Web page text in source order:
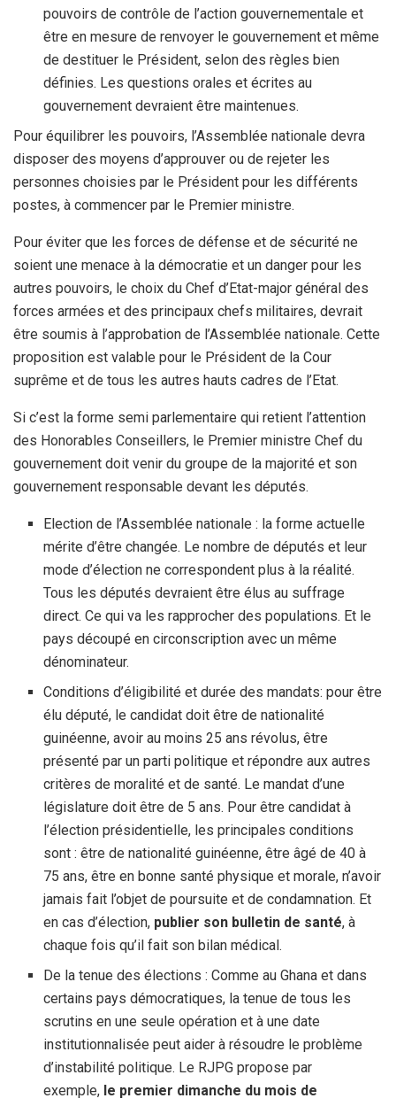
pouvoirs de contrôle de l’action gouvernementale et
être en mesure de renvoyer le gouvernement et même
de destituer le Président, selon des règles bien
définies. Les questions orales et écrites au
gouvernement devraient être maintenues.
Pour équilibrer les pouvoirs, l’Assemblée nationale devra
disposer des moyens d’approuver ou de rejeter les
personnes choisies par le Président pour les différents
postes, à commencer par le Premier ministre.
Pour éviter que les forces de défense et de sécurité ne
soient une menace à la démocratie et un danger pour les
autres pouvoirs, le choix du Chef d’Etat-major général des
forces armées et des principaux chefs militaires, devrait
être soumis à l’approbation de l’Assemblée nationale. Cette
proposition est valable pour le Président de la Cour
suprême et de tous les autres hauts cadres de l’Etat.
Si c’est la forme semi parlementaire qui retient l’attention
des Honorables Conseillers, le Premier ministre Chef du
gouvernement doit venir du groupe de la majorité et son
gouvernement responsable devant les députés.
Election de l’Assemblée nationale : la forme actuelle
mérite d’être changée. Le nombre de députés et leur
mode d’élection ne correspondent plus à la réalité.
Tous les députés devraient être élus au suffrage
direct. Ce qui va les rapprocher des populations. Et le
pays découpé en circonscription avec un même
dénominateur.
Conditions d’éligibilité et durée des mandats: pour être
élu député, le candidat doit être de nationalité
guinéenne, avoir au moins 25 ans révolus, être
présenté par un parti politique et répondre aux autres
critères de moralité et de santé. Le mandat d’une
législature doit être de 5 ans. Pour être candidat à
l’élection présidentielle, les principales conditions
sont : être de nationalité guinéenne, être âgé de 40 à
75 ans, être en bonne santé physique et morale, n’avoir
jamais fait l’objet de poursuite et de condamnation. Et
en cas d’élection, publier son bulletin de santé, à
chaque fois qu’il fait son bilan médical.
De la tenue des élections : Comme au Ghana et dans
certains pays démocratiques, la tenue de tous les
scrutins en une seule opération et à une date
institutionnalisée peut aider à résoudre le problème
d’instabilité politique. Le RJPG propose par
exemple, le premier dimanche du mois de